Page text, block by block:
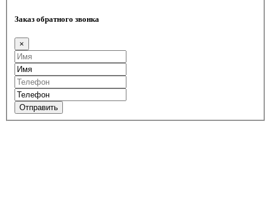
Заказ обратного звонка
×
Отправить